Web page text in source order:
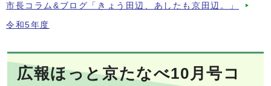
市長コラム&ブログ「きょう田辺、あしたも京田辺。」
令和5年度
広報ほっと京たなべ10月号コ